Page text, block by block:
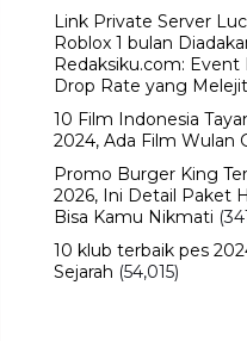
Link Private Server
Roblox 1 bulan
Redaksiku.com:
Drop Rate yang Melejit
10 Film Indonesia
2024, Ada Film Wulan
Promo Burger King
2026, Ini Detail Paket
Bisa Kamu Nikmati
10 klub terbaik pes
Sejarah (54,015)